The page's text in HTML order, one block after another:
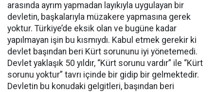
arasında ayrım yapmadan layıkıyla uygulayan bir
devletin, başkalarıyla müzakere yapmasına gerek
yoktur. Türkiye’de eksik olan ve bugüne kadar
yapılmayan işin bu kısmıydı. Kabul etmek gerekir ki
devlet başından beri Kürt sorununu iyi yönetemedi.
Devlet yaklaşık 50 yıldır, “Kürt sorunu vardır” ile “Kürt
sorunu yoktur” tavrı içinde bir gidip bir gelmektedir.
Devletin bu konudaki gelgitleri, başından beri